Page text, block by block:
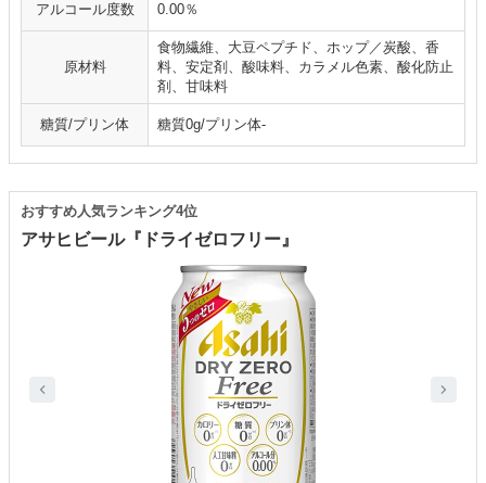
アルコール度数 0.00％
原材料
食物繊維、大豆ペプチド、ホップ／炭酸、香
料、安定剤、酸味料、カラメル色素、酸化防止
剤、甘味料
糖質/プリン体 糖質0g/プリン体-
アサヒビール『ドライゼロフリー』
おすすめ人気ランキング4位